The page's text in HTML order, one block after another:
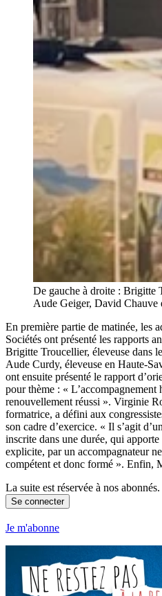
De gauche à droite : Brigitte
Aude Geiger, David Chauve
En première partie de matinée, les
Sociétés ont présenté les rapports
Brigitte Troucellier, éleveuse dans
Aude Curdy, éleveuse en Haute-
ont ensuite présenté le rapport
pour thème : « L’accompagnement
renouvellement réussi ». Virginie
formatrice, a défini aux
son cadre d’exercice. « Il s’agit
inscrite dans une durée, qui
explicite, par un accompagnateur
compétent et donc formé ». Enfin,
La suite est réservée à nos abonnés.
Se connecter
Je m'abonne